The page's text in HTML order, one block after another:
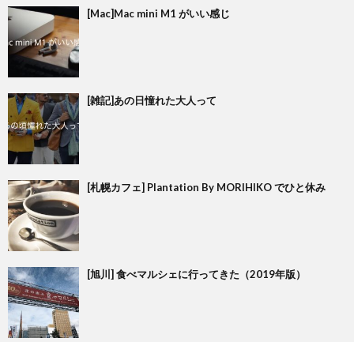
[Mac]Mac mini M1 がいい感じ
[雑記]あの日憧れた大人って
[札幌カフェ] Plantation By MORIHIKO でひと休み
[旭川] 食べマルシェに行ってきた（2019年版）